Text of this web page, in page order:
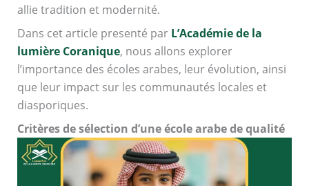
allie tradition et modernité.
Dans cet article presenté par L’Académie de la
lumière Coranique, nous allons explorer
l’importance des écoles arabes, leur évolution, ainsi
que leur impact sur les communautés locales et
diasporiques.
Critères de sélection d’une école arabe de qualité